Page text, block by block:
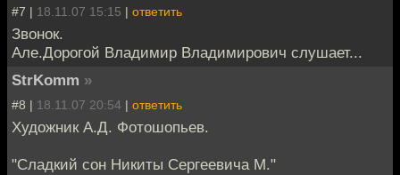
#7 | 18.11.07 15:15 | ответить
Звонок.
Але.Дорогой Владимир Владимирович слушает...
StrKomm »
#8 | 18.11.07 20:54 | ответить
Художник А.Д. Фотошопьев.
"Сладкий сон Никиты Сергеевича М."